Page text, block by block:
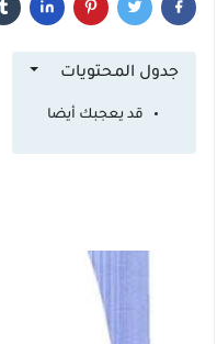
جدول المحتويات
قد يعجبك أيضا